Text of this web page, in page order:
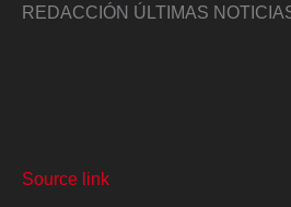
REDACCIÓN ÚLTIMAS
Source link